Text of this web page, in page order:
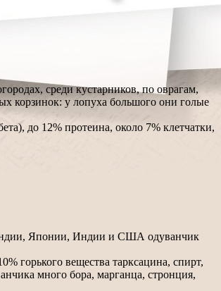
среди кустарников, по оврагам,
корзинок: у лопуха большого они голые
до 12% протеина, около 7% клетчатки,
Японии, Индии и США одуванчик
горького вещества тарксацина, спирт,
много бора, марганца, стронция,